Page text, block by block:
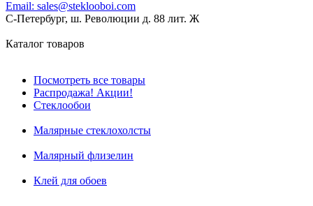
Email: sales@steklooboi.com
С-Петербург, ш. Революции д. 88 лит. Ж
Каталог товаров
Посмотреть все товары
Распродажа! Акции!
Стеклообои
Малярные стеклохолсты
Малярный флизелин
Клей для обоев